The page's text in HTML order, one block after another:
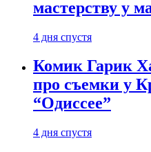
мастерству у
4 дня спустя
Комик Гарик
про съемки у
“Одиссее”
4 дня спустя